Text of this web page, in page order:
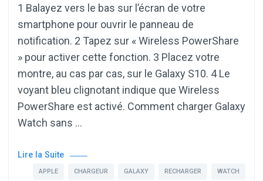
1 Balayez vers le bas sur l’écran de votre
smartphone pour ouvrir le panneau de
notification. 2 Tapez sur « Wireless PowerShare
» pour activer cette fonction. 3 Placez votre
montre, au cas par cas, sur le Galaxy S10. 4 Le
voyant bleu clignotant indique que Wireless
PowerShare est activé. Comment charger Galaxy
Watch sans …
Lire la Suite
APPLE CHARGEUR GALAXY RECHARGER WATCH